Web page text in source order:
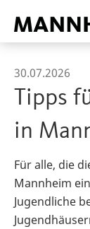
30.07.2026
Tipps
in
Für alle, die
Mannheim
Jugendliche